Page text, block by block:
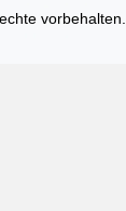
vorbehalten.